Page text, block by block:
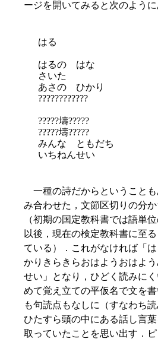
ージを開いてみると次のように
はる
はるの はな
さいた
あさの ひかり
????????????
?????壔?????
?????壔?????
みんな ともだち
いちねんせい
一種の詩だからということ
み合わせた，文節区切りの分
（初期の国定教科書では語単
以後，現在の検定教科書に至
ている）．これがなければ「
かりきらきらおはようおはよ
せい」となり，ひどく読みに
めて覚え立ての平仮名で文を
も句読点もなしに（すなわち
ひたすら頭の中にある話し言
取っていたことを思い出す．